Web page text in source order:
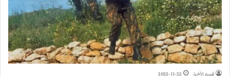
قسم الأخبار 2022-11-22